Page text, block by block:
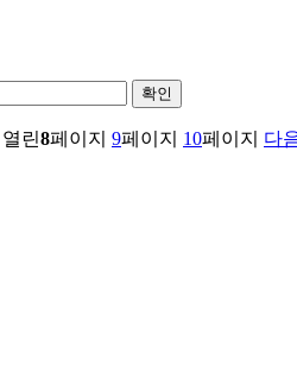
확인
열린8페이지 9페이지 10페이지
다